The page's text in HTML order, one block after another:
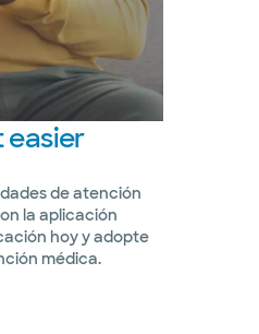
easier
de atención
la aplicación
hoy y adopte
médica.